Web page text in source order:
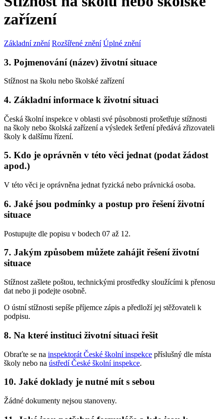
zařízení
Základní znění Rozšířené znění Úplné znění
3. Pojmenování (název) životní situace
Stížnost na školu nebo školské zařízení
4. Základní informace k životní situaci
Česká školní inspekce v oblasti své působnosti prošetřuje stížnosti
na školy nebo školská zařízení a výsledek šetření předává zřizovateli
školy k dalšímu řízení.
5. Kdo je oprávněn v této věci jednat (podat žádost
apod.)
V této věci je oprávněna jednat fyzická nebo právnická osoba.
6. Jaké jsou podmínky a postup pro řešení životní
situace
Postupujte dle popisu v bodech 07 až 12.
7. Jakým způsobem můžete zahájit řešení životní
situace
Stížnost zašlete poštou, technickými prostředky sloužícími k přenosu
dat nebo ji podejte osobně.
O ústní stížnosti sepíše příjemce zápis a předloží jej stěžovateli k
podpisu.
8. Na které instituci životní situaci řešit
Obraťte se na inspektorát České školní inspekce příslušný dle místa
školy nebo na ústředí České školní inspekce.
10. Jaké doklady je nutné mít s sebou
Žádné dokumenty nejsou stanoveny.